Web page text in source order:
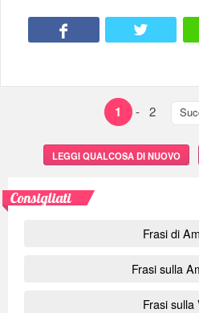
1 - 2
LEGGI QUALCOSA DI NUOVO
Consigliati
Frasi di
Frasi sulla
Frasi sulla